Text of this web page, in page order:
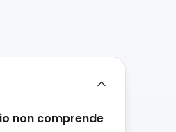
non comprende